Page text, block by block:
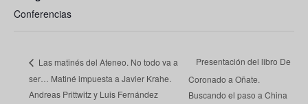
Conferencias
Las matinés del Ateneo. No todo va a
ser… Matiné impuesta a Javier Krahe.
Andreas Prittwitz y Luis Fernández
Presentación del libro De
Coronado a Oñate.
Buscando el paso a China